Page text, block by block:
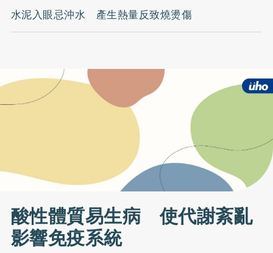
水泥入眼忌沖水 產生熱量反致燒燙傷
酸性體質易生病 使代謝紊亂
影響免疫系統